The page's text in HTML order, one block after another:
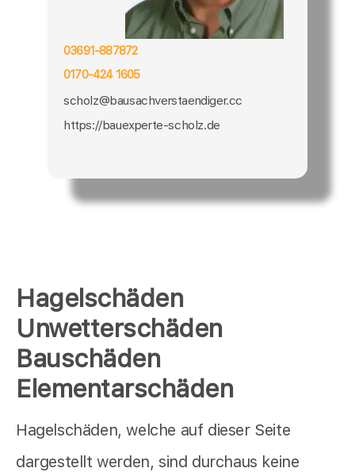
Hagelschäden
Unwetterschäden
Bauschäden
Elementarschäden
Hagelschäden, welche auf dieser Seite
dargestellt werden, sind durchaus keine
03691-887872
0170-424 1605
scholz@bausachverstaendiger.cc
https://bauexperte-scholz.de